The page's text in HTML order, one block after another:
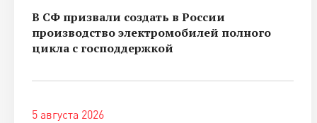
В СФ призвали создать в России
производство электромобилей полного
цикла с господдержкой
5 августа 2026